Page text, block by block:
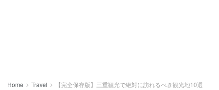
Home Travel 【完全保存版】三重観光で絶対に訪れるべき観光地10選